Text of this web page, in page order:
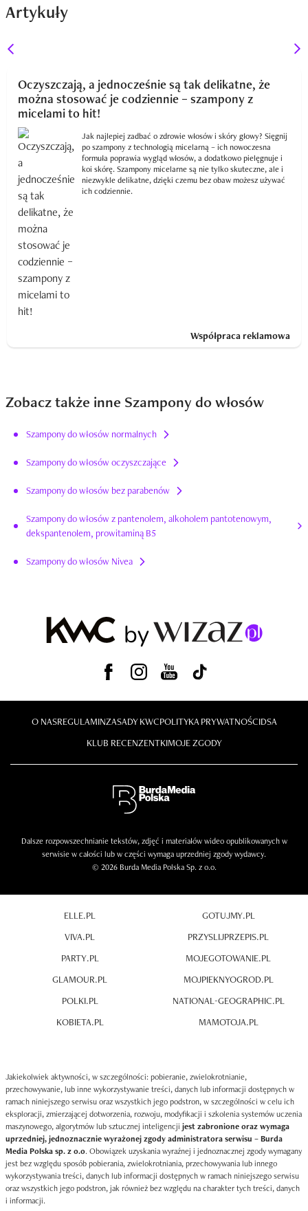
Artykuły
Oczyszczają, a jednocześnie są tak delikatne, że
można stosować je codziennie – szampony z
micelami to hit!
Jak najlepiej zadbać o zdrowie włosów i skóry głowy? Sięgnij
po szampony z technologią micelarną – ich nowoczesna
formuła poprawia wygląd włosów, a dodatkowo pielęgnuje i
koi skórę. Szampony micelarne są nie tylko skuteczne, ale i
niezwykle delikatne, dzięki czemu bez obaw możesz używać
ich codziennie.
Współpraca reklamowa
Zobacz także inne Szampony do włosów
Szampony do włosów normalnych
Szampony do włosów oczyszczające
Szampony do włosów bez parabenów
Szampony do włosów z pantenolem, alkoholem pantotenowym,
dekspantenolem, prowitaminą B5
Szampony do włosów Nivea
O NASREGULAMINZASADY KWCPOLITYKA PRYWATNOŚCIDSA
KLUB RECENZENTKIMOJE ZGODY
Dalsze rozpowszechnianie tekstów, zdjęć i materiałów wideo opublikowanych w
serwisie w całości lub w części wymaga uprzedniej zgody wydawcy.
© 2026 Burda Media Polska Sp. z o.o.
ELLE.PL
VIVA.PL
PARTY.PL
GLAMOUR.PL
POLKI.PL
KOBIETA.PL
GOTUJMY.PL
PRZYSLIJPRZEPIS.PL
MOJEGOTOWANIE.PL
MOJPIEKNYOGROD.PL
NATIONAL-GEOGRAPHIC.PL
MAMOTOJA.PL
Jakiekolwiek aktywności, w szczególności: pobieranie, zwielokrotnianie,
przechowywanie, lub inne wykorzystywanie treści, danych lub informacji dostępnych w
ramach niniejszego serwisu oraz wszystkich jego podstron, w szczególności w celu ich
eksploracji, zmierzającej dotworzenia, rozwoju, modyfikacji i szkolenia systemów uczenia
maszynowego, algorytmów lub sztucznej inteligencji jest zabronione oraz wymaga
uprzedniej, jednoznacznie wyrażonej zgody administratora serwisu – Burda
Media Polska sp. z o.o. Obowiązek uzyskania wyraźnej i jednoznacznej zgody wymagany
jest bez względu sposób pobierania, zwielokrotniania, przechowywania lub innego
wykorzystywania treści, danych lub informacji dostępnych w ramach niniejszego serwisu
oraz wszystkich jego podstron, jak również bez względu na charakter tych treści, danych
i informacji.